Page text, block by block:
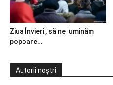
Ziua Învierii, să ne luminăm
popoare…
Autorii noștri